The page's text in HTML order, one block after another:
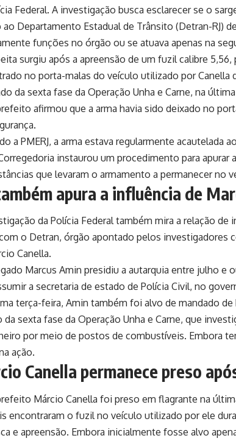
Federal. A investigação busca esclarecer se o
ao Departamento Estadual de Trânsito (Detran-RJ)
funções no órgão ou se atuava apenas na
surgiu após a apreensão de um fuzil calibre 5,56,
no porta-malas do veículo utilizado por Canella
da sexta fase da Operação Unha e Carne, na
afirmou que a arma havia sido deixado no
a PMERJ, a arma estava regularmente acautelada
instaurou um procedimento para apurar
que levaram o armamento a permanecer no
apura a influência de
da Polícia Federal também mira a relação de
o Detran, órgão apontado pelos investigadores
Canella.
Marcus Amin presidiu a autarquia entre julho
a secretaria de estado de Polícia Civil, no
terça-feira, Amin também foi alvo de mandado
da sexta fase da Operação Unha e Carne, que
por meio de postos de combustíveis. Embora
ação.
Canella permanece preso
Márcio Canella foi preso em flagrante na
encontraram o fuzil no veículo utilizado por ele
e apreensão. Embora inicialmente fosse alvo